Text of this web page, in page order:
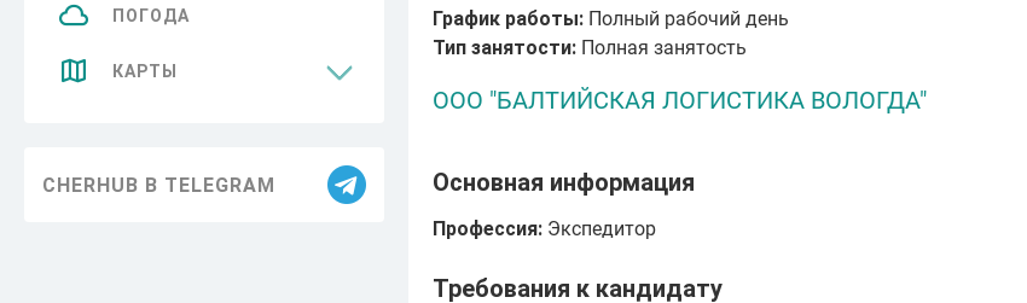
ПОГОДА
КАРТЫ
CHERHUB В TELEGRAM
График работы:Полный рабочий день
Тип занятости:Полная занятость
ООО "БАЛТИЙСКАЯ ЛОГИСТИКА ВОЛОГДА"
Основная информация
Профессия:Экспедитор
Требования к кандидату